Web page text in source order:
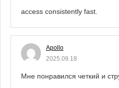
access consistently fast.
Apollo
2025.09.18
Мне понравился четкий и